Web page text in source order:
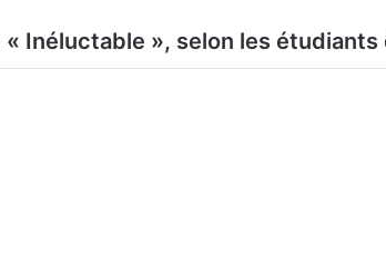
Inéluctable », selon les étudiants